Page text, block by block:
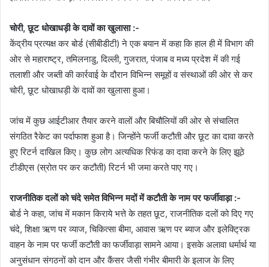
चोरी, छूट धोखाधड़ी के दावों का खुलासा :-
केंद्रीय प्रत्यक्ष कर बोर्ड (सीबीडीटी) ने एक बयान में कहा कि हाल ही में विभाग की
ओर से महाराष्ट्र, तमिलनाडु, दिल्ली, गुजरात, पंजाब व मध्य प्रदेश में की गई
तलाशी और जब्ती की कार्रवाई के दौरान विभिन्न समूहों व संस्थाओं की ओर से कर
चोरी, छूट धोखाधड़ी के दावों का खुलासा हुआ।
जांच में कुछ आईटीआर तैयार करने वालों और बिचौलियों की ओर से संचालित
संगठित रैकेट का पर्दाफाश हुआ है। जिन्होंने फर्जी कटौती और छूट का दावा करते
हुए रिटर्न दाखिल किए। कुछ लोग अत्यधिक रिफंड का दावा करने के लिए झूठे
टीडीएस (स्रोत पर कर कटौती) रिटर्न भी जमा करते पाए गए।
राजनीतिक दलों को चंदे समेत विभिन्न मदों में कटौती के नाम पर फर्जीवाड़ा :-
बोर्ड ने कहा, जांच में मकान किराये भत्ते के तहत छूट, राजनीतिक दलों को दिए गए
चंदे, शिक्षा ऋण पर व्याज, चिकित्सा बीमा, आवास ऋण पर ब्याज और इलेक्ट्रिक
वाहन के नाम पर फर्जी कटौती का फर्जीवाड़ा सामने आया। इसके अलावा धर्मार्थ या
अनुसंधान संगठनों को दान और कैंसर जैसी गंभीर बीमारी के इलाज के लिए